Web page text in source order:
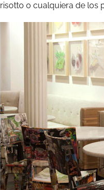
risotto o cualquiera de los